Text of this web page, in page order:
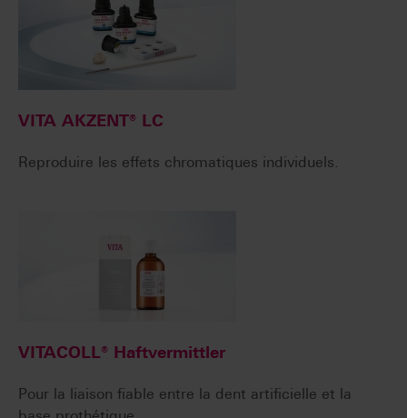
VITA AKZENT® LC
Reproduire les effets chromatiques individuels.
VITACOLL® Haftvermittler
Pour la liaison fiable entre la dent artificielle et la